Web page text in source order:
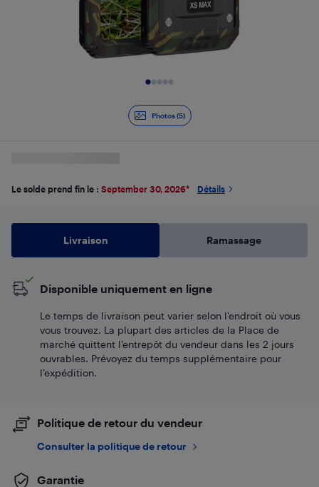
Photos (5)
Le solde prend fin le : September 30, 2026* Détails
Livraison Ramassage
Disponible uniquement en ligne
Le temps de livraison peut varier selon l'endroit où vous
vous trouvez. La plupart des articles de la Place de
marché quittent l’entrepôt du vendeur dans les 2 jours
ouvrables. Prévoyez du temps supplémentaire pour
l’expédition.
Politique de retour du vendeur
Consulter la politique de retour
Garantie